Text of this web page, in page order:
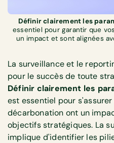
Définir clairement les
essentiel pour garantir que
un impact et sont alignées
La surveillance et le
pour le succès de toute
Définir clairement les
est essentiel pour
décarbonation ont un
objectifs stratégiques. La
implique d'identifier les